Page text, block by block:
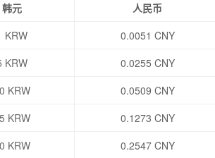
韩元
人民币
KRW
0.0051 CNY
KRW
0.0255 CNY
KRW
0.0509 CNY
KRW
0.1273 CNY
KRW
0.2547 CNY